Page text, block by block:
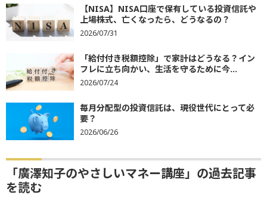
【NISA】NISA口座で保有している投資信託や
上場株式、亡くなったら、どうなるの？
2026/07/31
「給付付き税額控除」で家計はどうなる？イン
フレに立ち向かい、生活を守るために今...
2026/07/24
毎月分配型の投資信託は、現役世代にとって必
要？
2026/06/26
「廣澤知子のやさしいマネー講座」の過去記事
を読む